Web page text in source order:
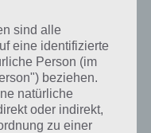
Level 29 –
Pack Level 29
sind alle
eine identifizierte
Person (im
beziehen.
natürliche
oder indirekt,
zu einer